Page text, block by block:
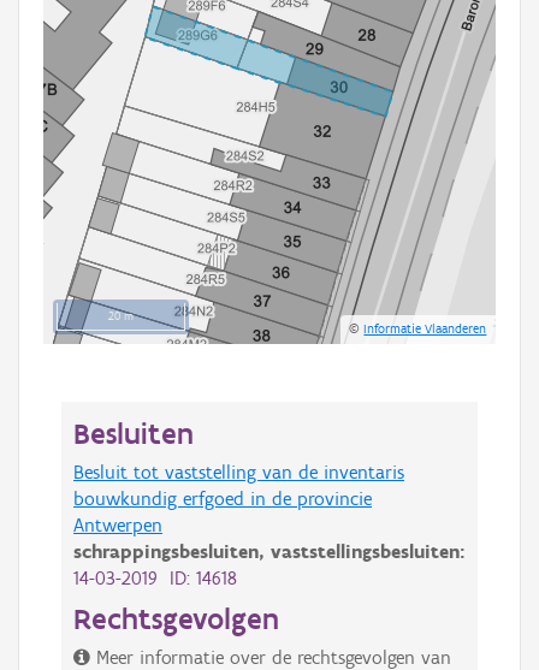
20 m
©Informatie Vlaanderen
Besluiten
Besluit tot vaststelling van de inventaris
bouwkundig erfgoed in de provincie
Antwerpen
schrappingsbesluiten, vaststellingsbesluiten:
14-03-2019 ID: 14618
Rechtsgevolgen
Meer informatie over de rechtsgevolgen van